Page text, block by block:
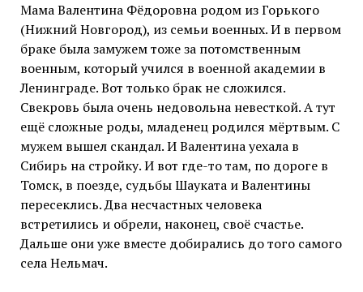
Мама Валентина Фёдоровна родом из Горького
(Нижний Новгород), из семьи военных. И в первом
браке была замужем тоже за потомственным
военным, который учился в военной академии в
Ленинграде. Вот только брак не сложился.
Свекровь была очень недовольна невесткой. А тут
ещё сложные роды, младенец родился мёртвым. С
мужем вышел скандал. И Валентина уехала в
Сибирь на стройку. И вот где-то там, по дороге в
Томск, в поезде, судьбы Шауката и Валентины
пересеклись. Два несчастных человека
встретились и обрели, наконец, своё счастье.
Дальше они уже вместе добирались до того самого
села Нельмач.